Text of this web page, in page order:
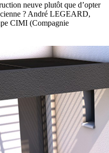
neuve plutôt que d’opter
? André LEGEARD,
CIMI (Compagnie